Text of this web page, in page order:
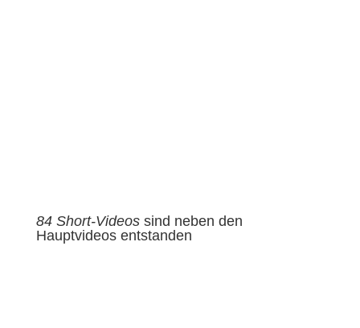
84 Short-Videossind neben den
Hauptvideos entstanden